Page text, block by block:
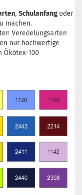
, Schulanfangoder
machen.
Veredelungsarten
nur hochwertige
Ökotex-100